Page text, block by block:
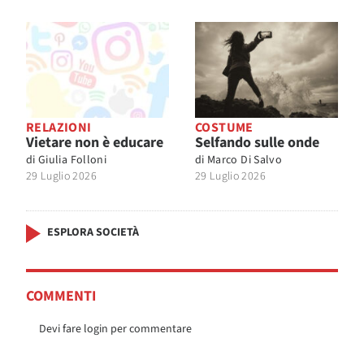
RELAZIONI
Vietare non è educare
di Giulia Folloni
29 Luglio 2026
COSTUME
Selfando sulle onde
di Marco Di Salvo
29 Luglio 2026
ESPLORA SOCIETÀ
COMMENTI
Devi fare login per commentare